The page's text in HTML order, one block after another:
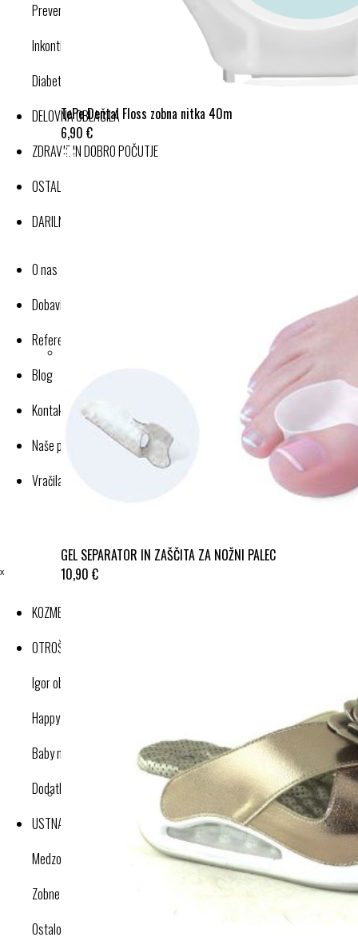
TePe Dental Floss zobna nitka 40m
6,90 €
GEL SEPARATOR IN ZAŠČITA ZA NOŽNI PALEC
10,90 €
Preventivne kompresijske nogavice
Inkontinenca
Diabetes
DELOVNA OBLAČILA
ZDRAVJE IN DOBRO POČUTJE
OSTALI IZDELKI
DARILNI BONI
O nas
Dobavitelji-proizvajalci
Reference
Blog
Kontakt
Naše poslovanje
Vračila in reklamacije
ˣ
KOZMETIKA
OTROŠKI IZDELKI
Igor obutev
Happy nose cleaner
Baby nose cleaner
Dodatki
USTNA HIGIENA
Medzobne ščetke
Zobne ščetke
Ostalo